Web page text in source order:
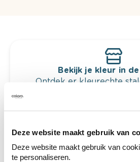
Deze website maakt gebruik van
Deze website maakt gebruik van
te personaliseren.
Bekijk je kleur in
Ontdek er kleurechte
Krijg persoonlijk advies
combineren.